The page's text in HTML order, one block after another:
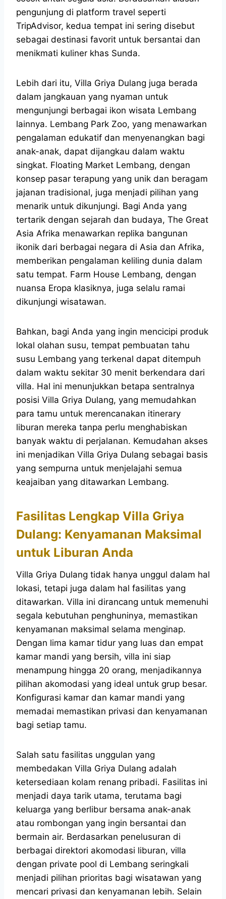
pengunjung di platform travel seperti
TripAdvisor, kedua tempat ini sering disebut
sebagai destinasi favorit untuk bersantai dan
menikmati kuliner khas Sunda.
Lebih dari itu, Villa Griya Dulang juga berada
dalam jangkauan yang nyaman untuk
mengunjungi berbagai ikon wisata Lembang
lainnya. Lembang Park Zoo, yang menawarkan
pengalaman edukatif dan menyenangkan bagi
anak-anak, dapat dijangkau dalam waktu
singkat. Floating Market Lembang, dengan
konsep pasar terapung yang unik dan beragam
jajanan tradisional, juga menjadi pilihan yang
menarik untuk dikunjungi. Bagi Anda yang
tertarik dengan sejarah dan budaya, The Great
Asia Afrika menawarkan replika bangunan
ikonik dari berbagai negara di Asia dan Afrika,
memberikan pengalaman keliling dunia dalam
satu tempat. Farm House Lembang, dengan
nuansa Eropa klasiknya, juga selalu ramai
dikunjungi wisatawan.
Bahkan, bagi Anda yang ingin mencicipi produk
lokal olahan susu, tempat pembuatan tahu
susu Lembang yang terkenal dapat ditempuh
dalam waktu sekitar 30 menit berkendara dari
villa. Hal ini menunjukkan betapa sentralnya
posisi Villa Griya Dulang, yang memudahkan
para tamu untuk merencanakan itinerary
liburan mereka tanpa perlu menghabiskan
banyak waktu di perjalanan. Kemudahan akses
ini menjadikan Villa Griya Dulang sebagai basis
yang sempurna untuk menjelajahi semua
keajaiban yang ditawarkan Lembang.
Fasilitas Lengkap Villa Griya
Dulang: Kenyamanan Maksimal
untuk Liburan Anda
Villa Griya Dulang tidak hanya unggul dalam hal
lokasi, tetapi juga dalam hal fasilitas yang
ditawarkan. Villa ini dirancang untuk memenuhi
segala kebutuhan penghuninya, memastikan
kenyamanan maksimal selama menginap.
Dengan lima kamar tidur yang luas dan empat
kamar mandi yang bersih, villa ini siap
menampung hingga 20 orang, menjadikannya
pilihan akomodasi yang ideal untuk grup besar.
Konfigurasi kamar dan kamar mandi yang
memadai memastikan privasi dan kenyamanan
bagi setiap tamu.
Salah satu fasilitas unggulan yang
membedakan Villa Griya Dulang adalah
ketersediaan kolam renang pribadi. Fasilitas ini
menjadi daya tarik utama, terutama bagi
keluarga yang berlibur bersama anak-anak
atau rombongan yang ingin bersantai dan
bermain air. Berdasarkan penelusuran di
berbagai direktori akomodasi liburan, villa
dengan private pool di Lembang seringkali
menjadi pilihan prioritas bagi wisatawan yang
mencari privasi dan kenyamanan lebih. Selain